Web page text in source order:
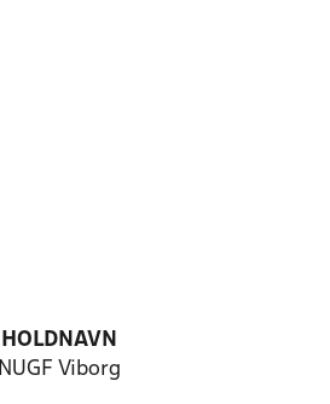
HOLDNAVN
NUGF Viborg